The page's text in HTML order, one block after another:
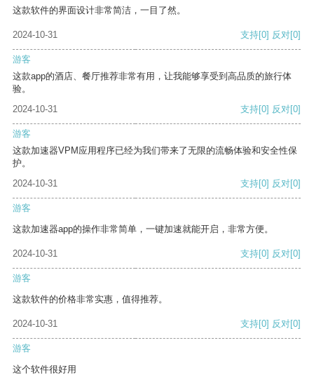
这款软件的界面设计非常简洁，一目了然。
2024-10-31 支持[0] 反对[0]
游客
这款app的酒店、餐厅推荐非常有用，让我能够享受到高品质的旅行体
验。
2024-10-31
支持[0] 反对[0]
游客
这款加速器VPM应用程序已经为我们带来了无限的流畅体验和安全性保
护。
2024-10-31
支持[0] 反对[0]
游客
这款加速器app的操作非常简单，一键加速就能开启，非常方便。
2024-10-31 支持[0] 反对[0]
游客
这款软件的价格非常实惠，值得推荐。
2024-10-31 支持[0] 反对[0]
游客
这个软件很好用